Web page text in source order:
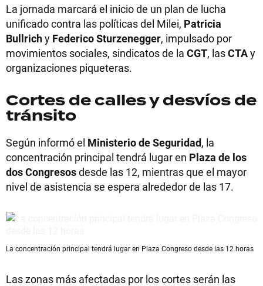
La jornada marcará el inicio de un plan de lucha
unificado contra las políticas del Milei, Patricia
Bullrichy Federico Sturzenegger, impulsado por
movimientos sociales, sindicatos de la CGT, lasCTAy
organizaciones piqueteras.
Cortes de calles y desvíos de
tránsito
Según informó el Ministerio de Seguridad, la
concentración principal tendrá lugar en Plaza de los
dos Congresosdesde las 12, mientras que el mayor
nivel de asistencia se espera alrededor de las 17.
La concentración principal tendrá lugar en Plaza Congreso desde las 12 horas
Las zonas más afectadas por los cortes serán las